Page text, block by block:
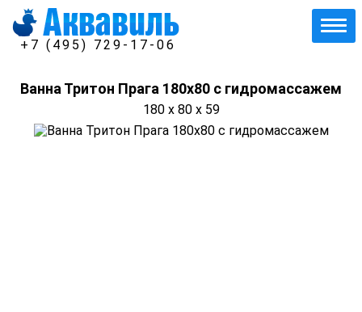
+7 (495) 729-17-06
Ванна Тритон Прага 180х80 с гидромассажем
180 x 80 x 59